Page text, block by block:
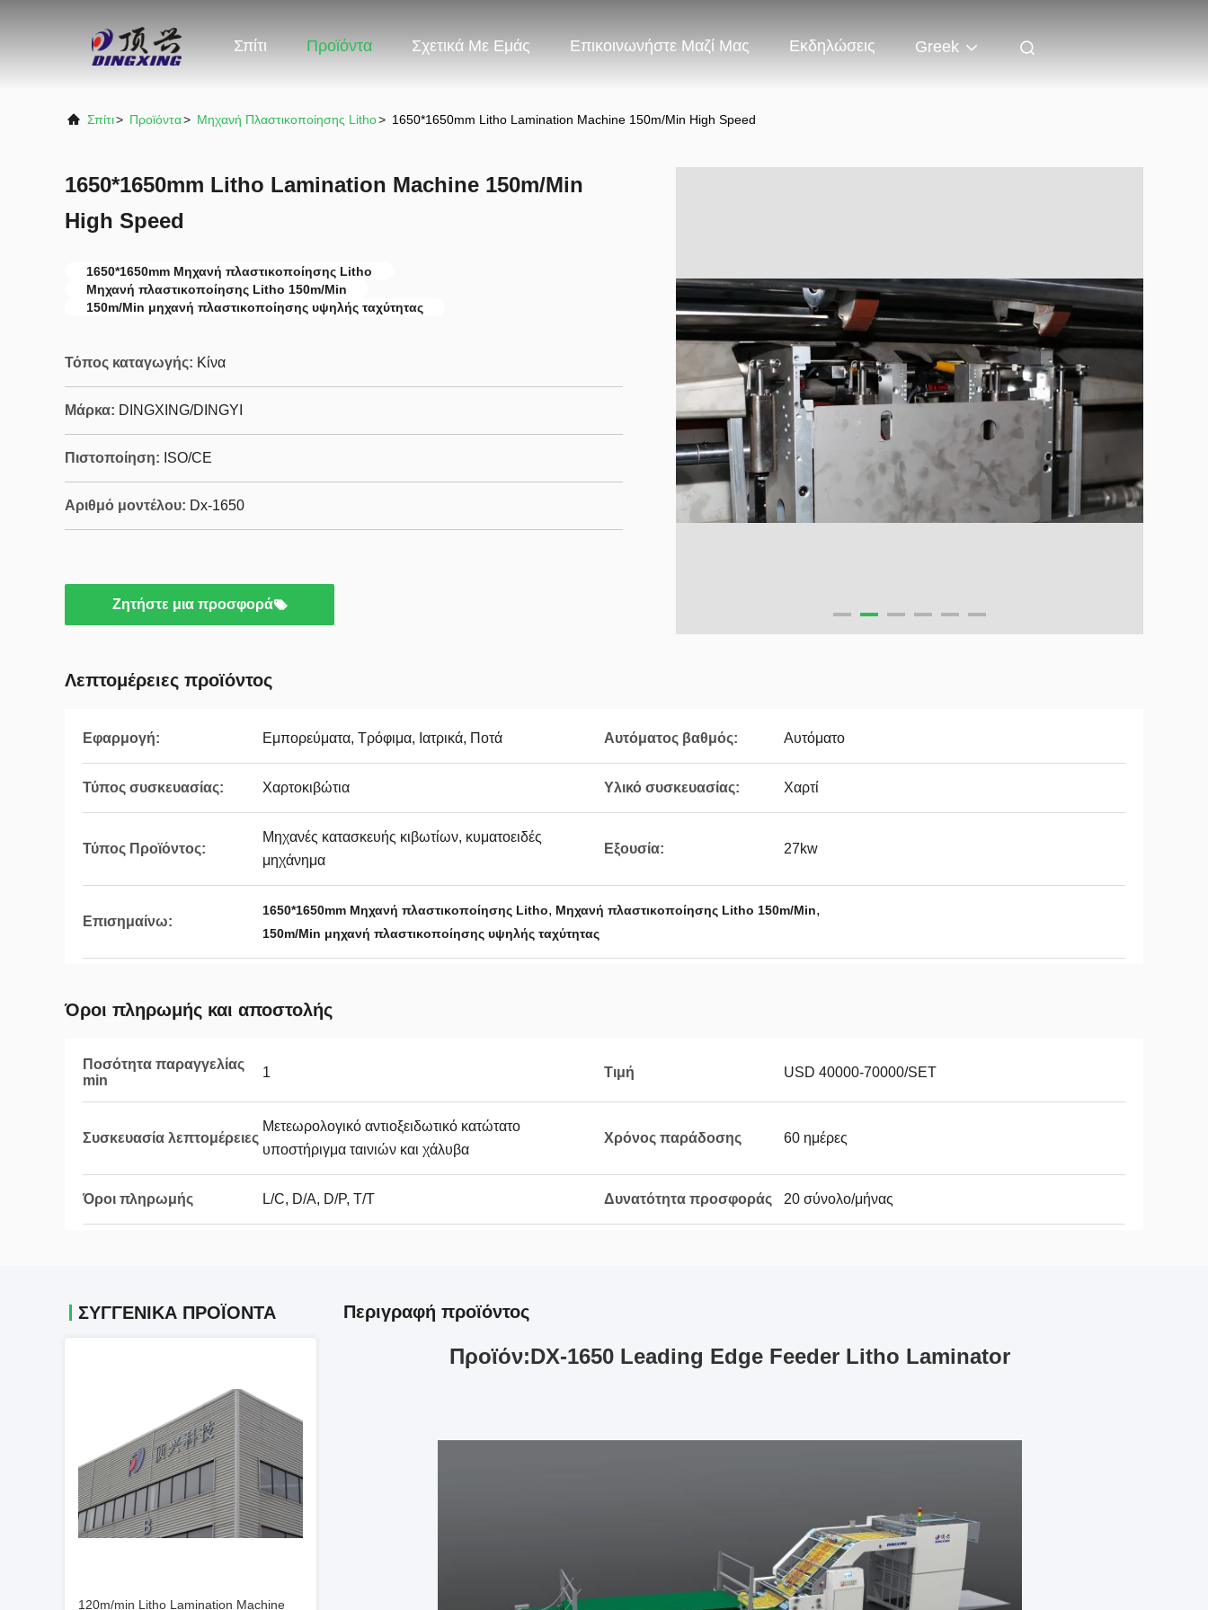
Σπίτι Προϊόντα Σχετικά Με Εμάς Επικοινωνήστε Μαζί Μας Εκδηλώσεις Greek
Σπίτι> Προϊόντα> Μηχανή Πλαστικοποίησης Litho> 1650*1650mm Litho Lamination Machine 150m/Min High Speed
1650*1650mm Litho Lamination Machine 150m/Min
High Speed
1650*1650mm Μηχανή πλαστικοποίησης Litho
Μηχανή πλαστικοποίησης Litho 150m/Min
150m/Min μηχανή πλαστικοποίησης υψηλής ταχύτητας
Τόπος καταγωγής: Κίνα
Μάρκα: DINGXING/DINGYI
Πιστοποίηση: ISO/CE
Αριθμό μοντέλου: Dx-1650
Ζητήστε μια προσφορά
Λεπτομέρειες προϊόντος
Εφαρμογή: Εμπορεύματα, Τρόφιμα, Ιατρικά, Ποτά Αυτόματος βαθμός: Αυτόματο
Τύπος συσκευασίας: Χαρτοκιβώτια Υλικό συσκευασίας: Χαρτί
Τύπος Προϊόντος:
Μηχανές κατασκευής κιβωτίων, κυματοειδές
μηχάνημα
Εξουσία: 27kw
Επισημαίνω:
1650*1650mm Μηχανή πλαστικοποίησης Litho, Μηχανή πλαστικοποίησης Litho 150m/Min,
150m/Min μηχανή πλαστικοποίησης υψηλής ταχύτητας
Όροι πληρωμής και αποστολής
Ποσότητα παραγγελίας
min
1 Τιμή USD 40000-70000/SET
Συσκευασία λεπτομέρειες
Μετεωρολογικό αντιοξειδωτικό κατώτατο
υποστήριγμα ταινιών και χάλυβα
Χρόνος παράδοσης 60 ημέρες
Όροι πληρωμής L/C, D/A, D/P, T/T Δυνατότητα προσφοράς 20 σύνολο/μήνας
ΣΥΓΓΕΝΙΚΆ ΠΡΟΪΌΝΤΑ
120m/min Litho Lamination Machine
Περιγραφή προϊόντος
Προϊόν:DX-1650 Leading Edge Feeder Litho Laminator